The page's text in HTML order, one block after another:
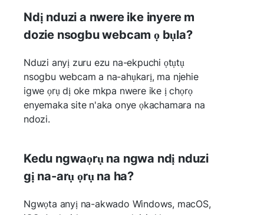
Ndị nduzi a nwere ike inyere m
dozie nsogbu webcam ọ bụla?
Nduzi anyị zuru ezu na-ekpuchi ọtụtụ
nsogbu webcam a na-ahụkarị, ma njehie
igwe ọrụ dị oke mkpa nwere ike ị chọrọ
enyemaka site n'aka onye ọkachamara na
ndozi.
Kedu ngwaọrụ na ngwa ndị nduzi
gị na-arụ ọrụ na ha?
Ngwọta anyị na-akwado Windows, macOS,